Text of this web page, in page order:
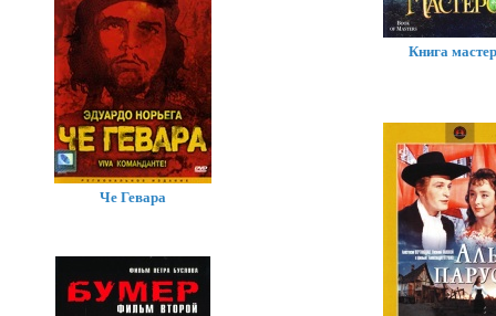
Книга
Че Гевара